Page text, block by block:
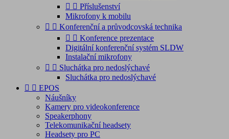
  Příslušenství
Mikrofony k mobilu
  Konferenční a průvodcovská technika
  Konference prezentace
Digitální konferenční systém SLDW
Instalační mikrofony
  Sluchátka pro nedoslýchavé
Sluchátka pro nedoslýchavé
  EPOS
Náušníky
Kamery pro videokonference
Speakerphony
Telekomunikační headsety
Headsety pro PC